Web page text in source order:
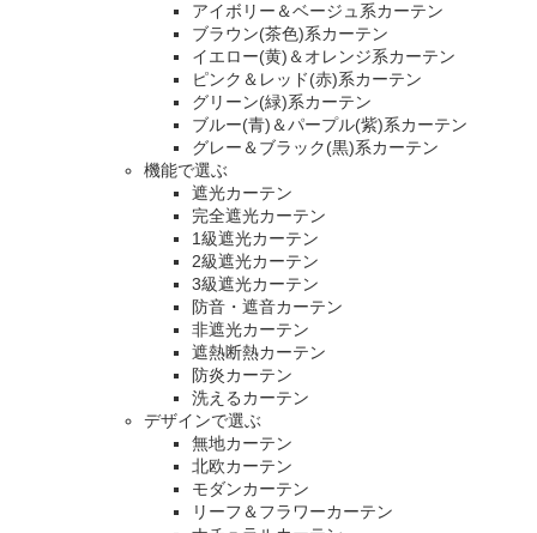
アイボリー＆ベージュ系カーテン
ブラウン(茶色)系カーテン
イエロー(黄)＆オレンジ系カーテン
ピンク＆レッド(赤)系カーテン
グリーン(緑)系カーテン
ブルー(青)＆パープル(紫)系カーテン
グレー＆ブラック(黒)系カーテン
機能で選ぶ
遮光カーテン
完全遮光カーテン
1級遮光カーテン
2級遮光カーテン
3級遮光カーテン
防音・遮音カーテン
非遮光カーテン
遮熱断熱カーテン
防炎カーテン
洗えるカーテン
デザインで選ぶ
無地カーテン
北欧カーテン
モダンカーテン
リーフ＆フラワーカーテン